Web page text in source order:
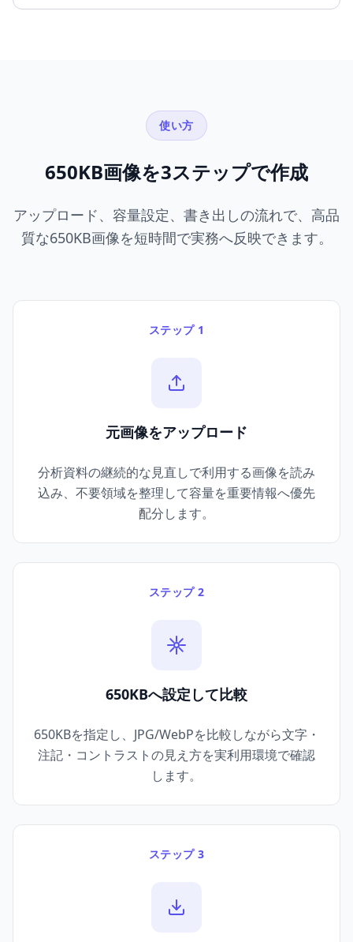
使い方
650KB画像を3ステップで作成
アップロード、容量設定、書き出しの流れで、高品
質な650KB画像を短時間で実務へ反映できます。
ステップ 1
元画像をアップロード
分析資料の継続的な見直しで利用する画像を読み
込み、不要領域を整理して容量を重要情報へ優先
配分します。
ステップ 2
650KBへ設定して比較
650KBを指定し、JPG/WebPを比較しながら文字・
注記・コントラストの見え方を実利用環境で確認
します。
ステップ 3